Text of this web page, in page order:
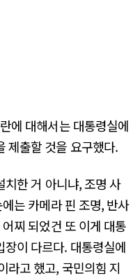
에 대해서는 대통령실에
제출할 것을 요구했다.
한 거 아니냐, 조명 사
는 카메라 핀 조명, 반사
찌 되었건 또 이게 대통
이 다르다. 대통령실에
라고 했고, 국민의힘 지